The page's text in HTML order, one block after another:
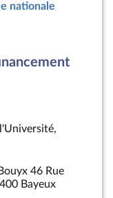
nationale
46 Rue
Bayeux